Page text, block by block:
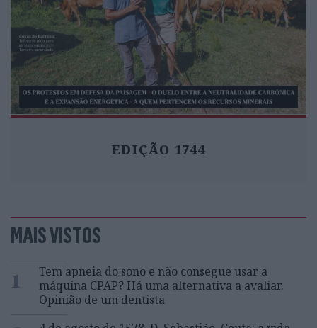
EDIÇÃO 1744
MAIS VISTOS
1
Tem apneia do sono e não consegue usar a
máquina CPAP? Há uma alternativa a avaliar.
Opinião de um dentista